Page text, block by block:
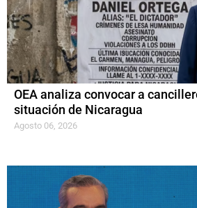
OEA analiza convocar a
situación de Nicaragua
Agosto 06, 2026